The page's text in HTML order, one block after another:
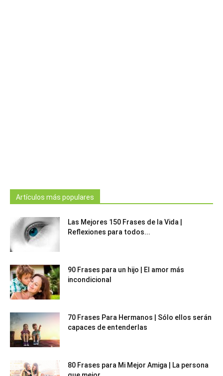
Artículos más populares
Las Mejores 150 Frases de la Vida |
Reflexiones para todos...
90 Frases para un hijo | El amor más
incondicional
70 Frases Para Hermanos | Sólo ellos serán
capaces de entenderlas
80 Frases para Mi Mejor Amiga | La persona